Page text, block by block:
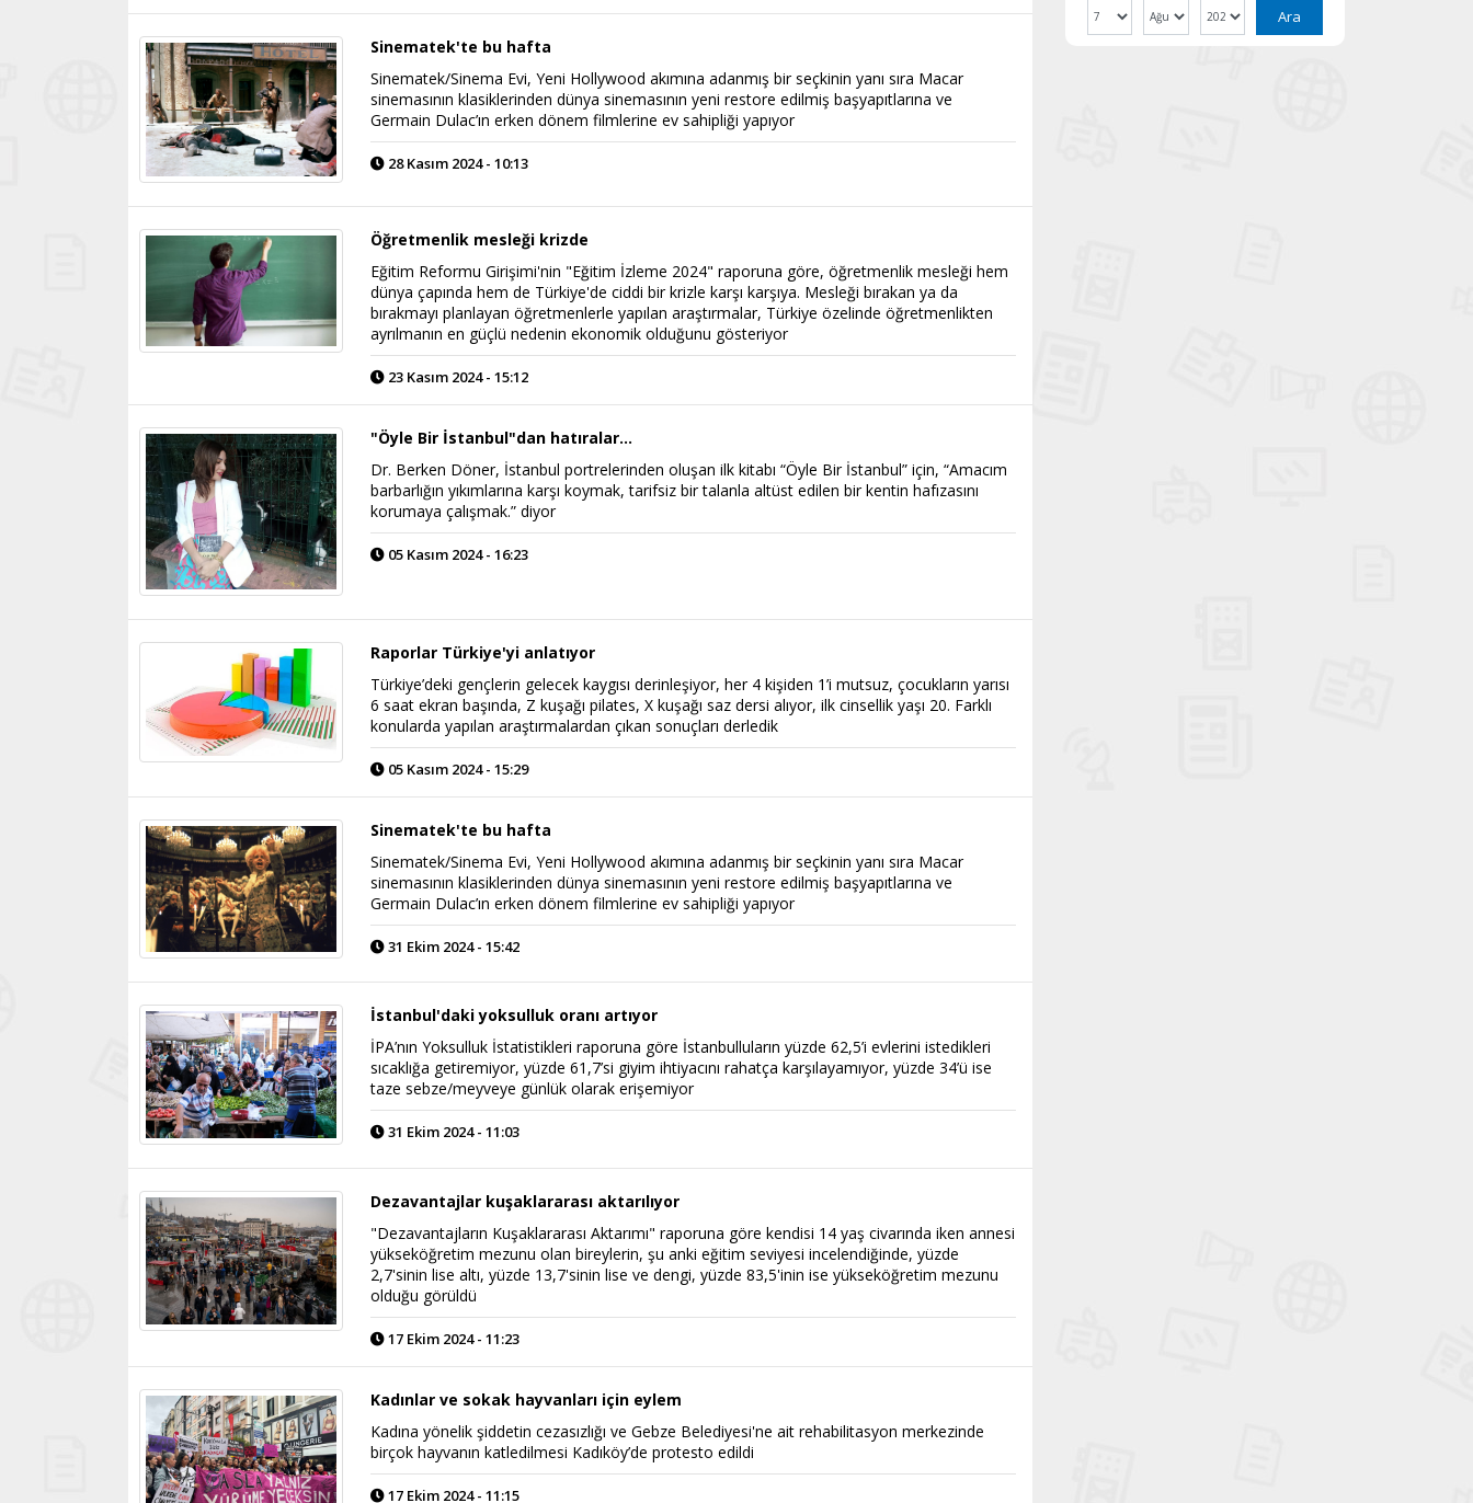
Sinematek'te bu hafta
Sinematek/Sinema Evi, Yeni Hollywood akımına adanmış bir seçkinin yanı sıra Macar
sinemasının klasiklerinden dünya sinemasının yeni restore edilmiş başyapıtlarına ve
Germain Dulac’ın erken dönem filmlerine ev sahipliği yapıyor
28 Kasım 2024 - 10:13
Öğretmenlik mesleği krizde
Eğitim Reformu Girişimi'nin "Eğitim İzleme 2024" raporuna göre, öğretmenlik mesleği hem
dünya çapında hem de Türkiye'de ciddi bir krizle karşı karşıya. Mesleği bırakan ya da
bırakmayı planlayan öğretmenlerle yapılan araştırmalar, Türkiye özelinde öğretmenlikten
ayrılmanın en güçlü nedenin ekonomik olduğunu gösteriyor
23 Kasım 2024 - 15:12
"Öyle Bir İstanbul"dan hatıralar...
Dr. Berken Döner, İstanbul portrelerinden oluşan ilk kitabı “Öyle Bir İstanbul” için, “Amacım
barbarlığın yıkımlarına karşı koymak, tarifsiz bir talanla altüst edilen bir kentin hafızasını
korumaya çalışmak.” diyor
05 Kasım 2024 - 16:23
Raporlar Türkiye'yi anlatıyor
Türkiye’deki gençlerin gelecek kaygısı derinleşiyor, her 4 kişiden 1’i mutsuz, çocukların yarısı
6 saat ekran başında, Z kuşağı pilates, X kuşağı saz dersi alıyor, ilk cinsellik yaşı 20. Farklı
konularda yapılan araştırmalardan çıkan sonuçları derledik
05 Kasım 2024 - 15:29
Sinematek'te bu hafta
Sinematek/Sinema Evi, Yeni Hollywood akımına adanmış bir seçkinin yanı sıra Macar
sinemasının klasiklerinden dünya sinemasının yeni restore edilmiş başyapıtlarına ve
Germain Dulac’ın erken dönem filmlerine ev sahipliği yapıyor
31 Ekim 2024 - 15:42
İstanbul'daki yoksulluk oranı artıyor
İPA’nın Yoksulluk İstatistikleri raporuna göre İstanbulluların yüzde 62,5’i evlerini istedikleri
sıcaklığa getiremiyor, yüzde 61,7’si giyim ihtiyacını rahatça karşılayamıyor, yüzde 34’ü ise
taze sebze/meyveye günlük olarak erişemiyor
31 Ekim 2024 - 11:03
Dezavantajlar kuşaklararası aktarılıyor
"Dezavantajların Kuşaklararası Aktarımı" raporuna göre kendisi 14 yaş civarında iken annesi
yükseköğretim mezunu olan bireylerin, şu anki eğitim seviyesi incelendiğinde, yüzde
2,7'sinin lise altı, yüzde 13,7'sinin lise ve dengi, yüzde 83,5'inin ise yükseköğretim mezunu
olduğu görüldü
17 Ekim 2024 - 11:23
Kadınlar ve sokak hayvanları için eylem
Kadına yönelik şiddetin cezasızlığı ve Gebze Belediyesi'ne ait rehabilitasyon merkezinde
birçok hayvanın katledilmesi Kadıköy’de protesto edildi
17 Ekim 2024 - 11:15
Ara